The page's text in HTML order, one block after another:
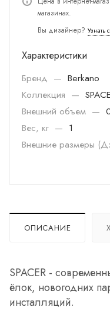
магазинах.
Вы дизайнер? Узнать
Характеристики
Бренд — Berkano
Коллекция —
Внешний объем —
Вес, кг — 1
Внешние размеры
ОПИСАНИЕ
SPACER -
ёлок, новогодних
инсталляций.